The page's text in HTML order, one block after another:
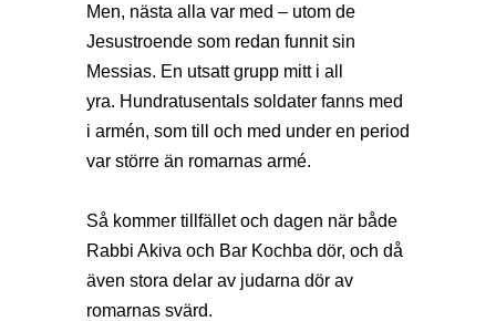
Men, nästa alla var med – utom de
Jesustroende som redan funnit sin
Messias. En utsatt grupp mitt i all
yra. Hundratusentals soldater fanns med
i armén, som till och med under en period
var större än romarnas armé.
Så kommer tillfället och dagen när både
Rabbi Akiva och Bar Kochba dör, och då
även stora delar av judarna dör av
romarnas svärd.